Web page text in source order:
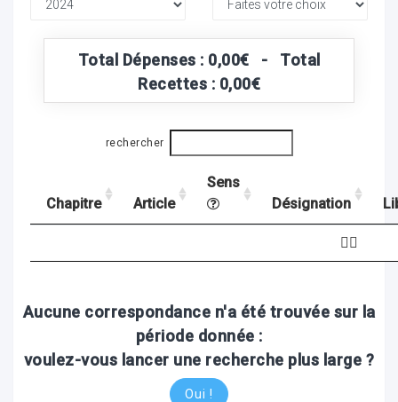
Total Dépenses : 0,00€ - Total
Recettes : 0,00€
rechercher
Chapitre Article
Sens
Désignation
🤷‍♂️
Aucune correspondance n'a été trouvée sur la
période donnée :
voulez-vous lancer une recherche plus large ?
Oui !